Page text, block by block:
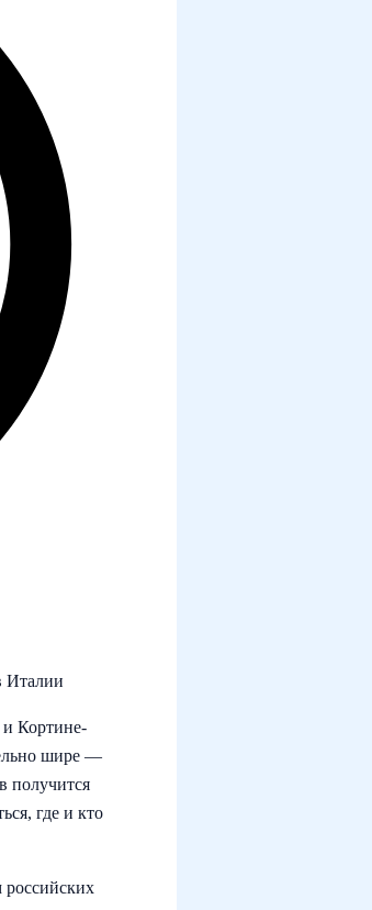
Италии
и Кортине-
шире —
получится
где и кто